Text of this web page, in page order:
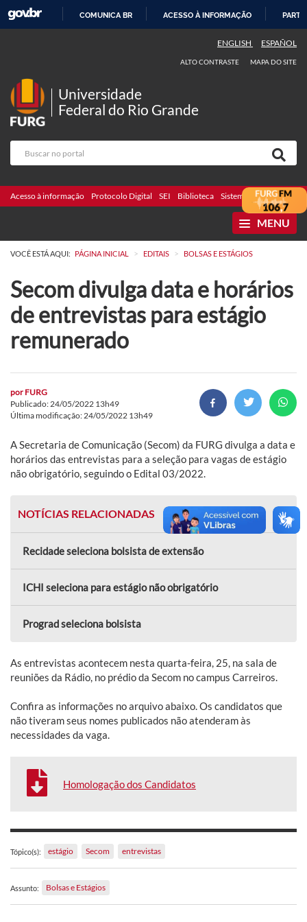
COMUNICA BR ACESSO À INFORMAÇÃO
ENGLISH ESPAÑOL
ALTO CONTRASTE MAPA DO SITE
Universidade
Federal do Rio Grande
Acesso à informação Protocolo Digital SEI Biblioteca Sistemas Webmail
MENU
VOCÊ ESTÁ AQUI: PÁGINA INICIAL > EDITAIS > BOLSAS E ESTÁGIOS
Secom divulga data e horários
de entrevistas para estágio
remunerado
por FURG
Publicado: 24/05/2022 13h49
Última modificação: 24/05/2022 13h49
A Secretaria de Comunicação (Secom) da FURG divulga a data e
horários das entrevistas para a seleção para vagas de estágio
não obrigatório, seguindo o Edital 03/2022.
NOTÍCIAS RELACIONADAS
Recidade seleciona bolsista de extensão
ICHI seleciona para estágio não obrigatório
Prograd seleciona bolsista
As entrevistas acontecem nesta quarta-feira, 25, na sala de
reuniões da Rádio, no prédio da Secom no campus Carreiros.
Confira as informações no arquivo abaixo. Os candidatos que
não tiveram seus nomes publicados não atenderam às
necessidades da vaga.
Homologação dos Candidatos
Tópico(s): estágio Secom entrevistas
Assunto: Bolsas e Estágios